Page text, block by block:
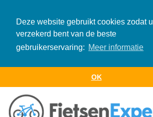
Deze website gebruikt cookies zodat u
verzekerd bent van de beste
gebruikerservaring: Meer informatie
OK